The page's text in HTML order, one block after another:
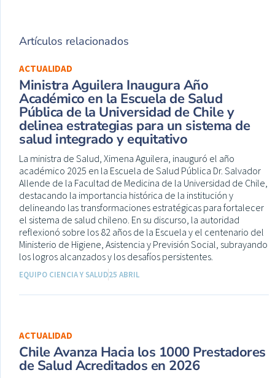
Artículos relacionados
ACTUALIDAD
Ministra Aguilera Inaugura Año
Académico en la Escuela de Salud
Pública de la Universidad de Chile y
delinea estrategias para un sistema de
salud integrado y equitativo
La ministra de Salud, Ximena Aguilera, inauguró el año
académico 2025 en la Escuela de Salud Pública Dr. Salvador
Allende de la Facultad de Medicina de la Universidad de Chile,
destacando la importancia histórica de la institución y
delineando las transformaciones estratégicas para fortalecer
el sistema de salud chileno. En su discurso, la autoridad
reflexionó sobre los 82 años de la Escuela y el centenario del
Ministerio de Higiene, Asistencia y Previsión Social, subrayando
los logros alcanzados y los desafíos persistentes.
EQUIPO CIENCIA Y SALUD25 ABRIL
ACTUALIDAD
Chile Avanza Hacia los 1000 Prestadores
de Salud Acreditados en 2026